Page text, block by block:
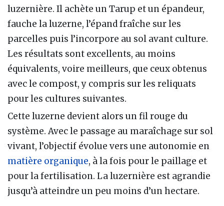
luzernière. Il achète un Tarup et un épandeur,
fauche la luzerne, l’épand fraîche sur les
parcelles puis l’incorpore au sol avant culture.
Les résultats sont excellents, au moins
équivalents, voire meilleurs, que ceux obtenus
avec le compost, y compris sur les reliquats
pour les cultures suivantes.
Cette luzerne devient alors un fil rouge du
système. Avec le passage au maraîchage sur sol
vivant, l’objectif évolue vers une autonomie en
matière organique, à la fois pour le paillage et
pour la fertilisation. La luzernière est agrandie
jusqu’à atteindre un peu moins d’un hectare.